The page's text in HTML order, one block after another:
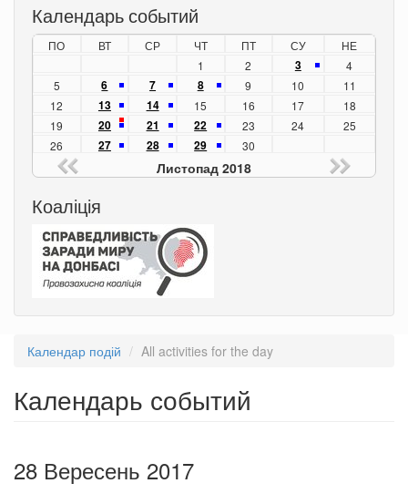
Календарь событий
ПО ВТ СР ЧТ ПТ СУ
НЕ
1
2 3
4
5
6 7 8 9 10
11
12
13 14 15 16 17
18
19
20 21 22 23 24
25
26
27 28 29 30
Листопад 2018
Коаліція
Календар подій All activities for the day
Календарь событий
28 Вересень 2017